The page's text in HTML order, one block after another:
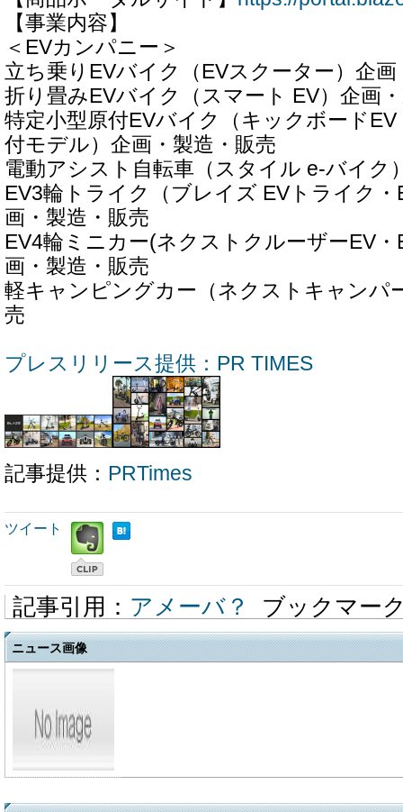
【事業内容】
＜EVカンパニー＞
立ち乗りEVバイク（EVスクーター）企画
折り畳みEVバイク（スマート EV）企画
特定小型原付EVバイク（キックボード
付モデル）企画・製造・販売
電動アシスト自転車（スタイル e-バイク
EV3輪トライク（ブレイズ EVトライク
画・製造・販売
EV4輪ミニカー(ネクストクルーザーEV
画・製造・販売
軽キャンピングカー（ネクストキャンパ
売
プレスリリース提供：PR TIMES
記事提供： PRTimes
ツイート
記事引用： アメーバ？ ブックマー
ニュース画像